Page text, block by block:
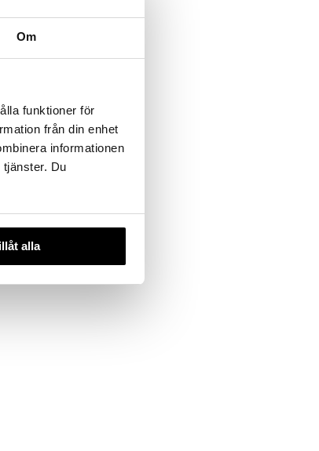
Om
funktioner för
från din enhet
informationen
Du
alla